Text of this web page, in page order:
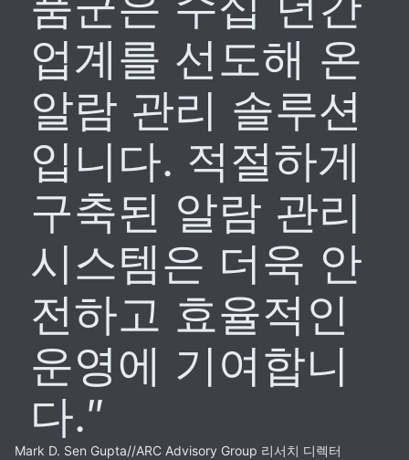
업계를 선도해 온
알람 관리 솔루션
입니다. 적절하게
구축된 알람 관리
시스템은 더욱 안
전하고 효율적인
운영에 기여합니
다.
Mark D. Sen Gupta//ARC Advisory Group 리서치 디렉터